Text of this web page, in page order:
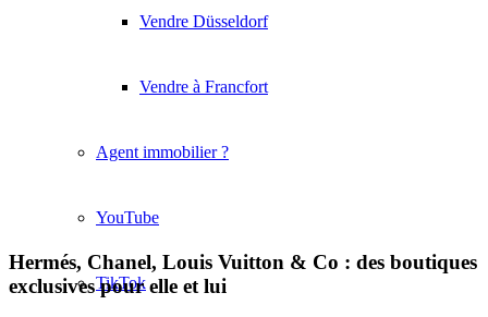
Vendre Düsseldorf
Vendre à Francfort
Agent immobilier ?
YouTube
TikTok
Hermés, Chanel, Louis Vuitton & Co : des boutiques
exclusives pour elle et lui